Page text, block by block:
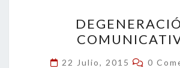
22 Julio, 2015 0